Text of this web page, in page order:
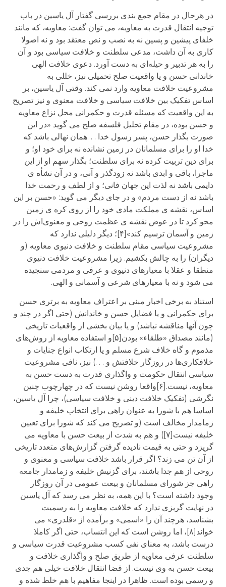
در هرحال در مقام جمع بندی بررسی گفتار آل یاسین در باب
توجیه انتقال قدرت به معاویه، می توان گفت: معاویه، که مانند
خلفای پیشین و پسین نه به نصب و نص معتقد بود و نه اصولا
کاری به آن داشت، مدعی سلطنت و خلافت سیاسی بود و آن
را به هر تدبیر و حیله‌ای به دست آورد. دعوی خلافت الهی
خاندانی حسن و یا واقعیت صلح تحمیلی نیز، خللی به
مشروعیت خلافت معاویه وارد نمی کند. وقتی آل یاسین، بر
اساس تفکیک بین خلافت سیاسی و خلافت معنوی و نیز تصریح
به این واقعیت که مسئله قدرت و حکمرانی محل نزاع معاویه
و حسن بوده، در مقام تحلیل فلسفه صلح می گوید «در این
صورت بگذار حسن، پسر رسول خدا . . .همان نهالی باشد که
خدا او را برای مسلمانان در زمین نشانده نه برای خود او؛ و
برای دین تربیت کرده نه برای سلطنت؛ بگذار سهم او از این
ماجرا، باقی و ابدی باشد نه زودگذر و آنی، و در آن نشأه ی
دایمی باشد نه لذت این جهان فانی؛ و از لطف و رحمت خدا
باشد نه از دست مردم» و در جای دیگر می گوید: «حسن بر این
اساس، نقشه ی مملکت مادی خود را از روی کره ی زمین
محو کرد تا در عوض نقشه ی عظمت روحی و معنوی‌اش را در
زمین و آسمان ترسیم کند»[۴]؛ دیگر دلیلی ندارد که
مشروعیت سیاسی مقام سلطنت و خلافت دنیوی معاویه (و
دیگران) را به چالش بکشیم. زیرا مشروعیت خلافت دنیوی
منطقا و عقلا با معیارهای دنیوی و عرفی و مردمی سنجیده
می شود و نه با معیارهای شرعی و آسمانی و الهی.
استناد به برخی اخبار مبنی بر اعتراف معاویه به برتری حسن
برای حکمرانی و یا فضایل حسن و خاندانش (حتی اگر در چند و
چون آنها مناقشه نباشد) و یا بیان بخشی از واقعیات تاریخی
(مانند مصداق «طلقاء» بودن[۵]و استفاده معاویه از روش‌های
مذموم و گاه خلاف شرع مسلم و یا ارتکاب انواع جنایات و
خلافکاری‌ها در روزگار خلافتش و . . .) نیز، نافی مشروعیت
سیاسی انتقال حکومت و واگذاری قدرت به دست حسن به
معاویه، نیست.[۶]واقعا روشن نیست که در چهارچوب چنین
نگرشی (تفکیک خلافت دینی و خلافت سیاسی)، چرا آل یاسین،
اساسا هم با شورا به عنوان راهی برای انتخاب خلیفه و
زمامدار مخالف است (و تصریح می کند که شورا برای تعیین
خلیفه نیست[۷]) و هم به شدت از بیعت حسن با معاویه می
گریزد و حتی به قیمت نادیده گرفتن گزارش‌های متعدد تاریخی
از آن تن می زند؟ اگر قرار باشد خلافت سیاسی و معنوی و
روحی از هم جدا باشند، برای گزنیش خلیفه و زمامدار جامعه
راهی جز شورای مسلمانان و بیعت عمومی در آن روزگار
وجود داشته است؟ با این همه، به نظر می رسد که آل یاسین
در نهایت گریزی ندارد که خلافت معاویه را به رسمیت
بشناسد، هرچند آن را «اسمی» و برآمده از «قلدری» می
خواند[۸]، اما روشن است که این انتساب، حتی اگر کاملا
درست باشد، به معنای نفی کسب مشروعیت قدرت سیاسی و
سلطنت عرفی معاویه از طریق صلح و واگذاری خلافت و
بیعت حسن به وی نیست. از قضا انتقال خلافت خیلی هم جدی
و رسمی بوده است. ظاهرا در اینجا مفاهیم با هم خلط شده و